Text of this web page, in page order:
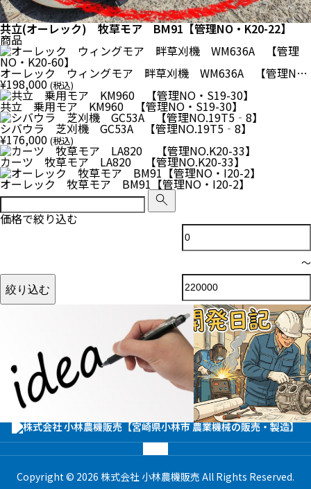
商品
オーレック ウィングモア 畔草刈機 WM636A 【管理N
O・K20-60】
¥198,000 (税込)
共立 乗用モア KM960 【管理NO・S19-30】
シバウラ 芝刈機 GC53A 【管理NO.19T5‐8】
¥176,000 (税込)
カーツ 牧草モア LA820 【管理NO.K20-33】
オーレック 牧草モア BM91【管理NO・I20-2】
S
a
r
o
価格で絞り込む
最
価
格
〜
最
価
絞り込む
共立(オーレック) 牧草モア BM91【管理NO・K20-22】
小林農機の特許技術 面白い物作りたい！開
Copyright © 2026 株式会社 小林農機販売 All Rights Reserved.